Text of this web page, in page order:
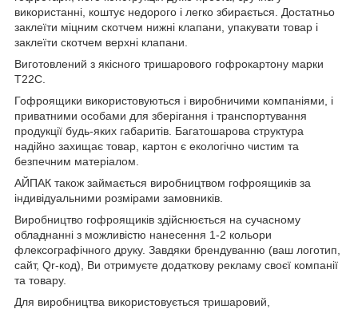
використанні, коштує недорого і легко збирається. Достатньо
заклеїти міцним скотчем нижні клапани, упакувати товар і
заклеїти скотчем верхні клапани.
Виготовлений з якісного тришарового гофрокартону марки
Т22С.
Гофроящики використовуються і виробничими компаніями, і
приватними особами для зберігання і транспортування
продукції будь-яких габаритів. Багатошарова структура
надійно захищає товар, картон є екологічно чистим та
безпечним матеріалом.
АЙПАК також займається виробництвом гофроящиків за
індивідуальними розмірами замовників.
Виробництво гофроящиків здійснюється на сучасному
обладнанні з можливістю нанесення 1-2 кольори
флексографічного друку. Завдяки брендуванню (ваш логотип,
сайт, Qr-код), Ви отримуєте додаткову рекламу своєї компанії
та товару.
Для виробництва використовується тришаровий,